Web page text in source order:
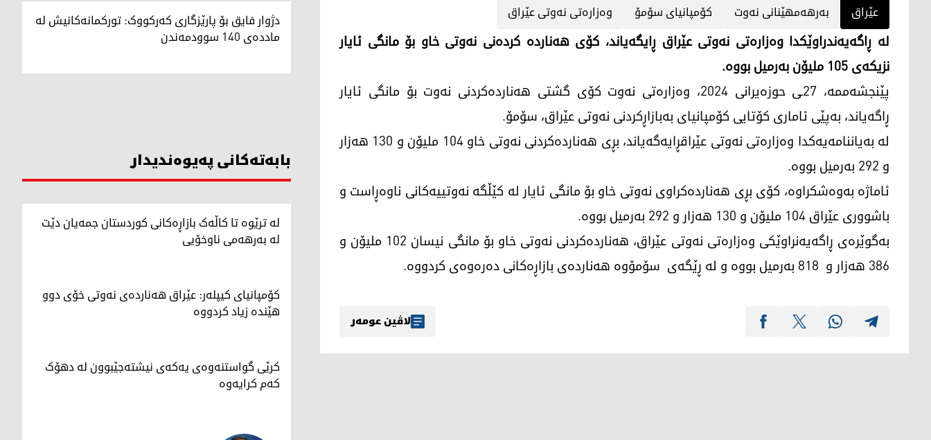
عێراق بەرهەمهێنانی نەوت کۆمپانیای سۆمۆ وەزارەتی نەوتی عێراق
لە ڕاگەیەندراوێکدا وەزارەتی نەوتی عێراق ڕایگەیاند، کۆی هەناردە کردەنی نەوتی خاو بۆ مانگی ئایار
نزیکەی 105 ملیۆن بەرمیل بووە.
پێنجشەممە، 27ـی حوزەیرانی 2024، وەزارەتی نەوت کۆی گشتی هەناردەکردنی نەوت بۆ مانگی ئایار
ڕاگەیاند، بەپێی ئاماری کۆتایی کۆمپانیای بەبازاڕکردنی نەوتی عێراق، سۆمۆ.
لە بەیاننامەیەکدا وەزارەتی نەوتی عێراقڕایەگەیاند، بڕی هەناردەکردنی نەوتی خاو 104 ملیۆن و 130 هەزار
و 292 بەرمیل بووە.
ئاماژە بەوەشکراوە، کۆی بڕی هەناردەکراوی نەوتی خاو بۆ مانگی ئایار لە کێڵگە نەوتییەکانی ناوەڕاست و
باشووری عێراق 104 ملیۆن و 130 هەزار و 292 بەرمیل بووە.
بەگوێرەی ڕاگەیەنراوێکی وەزارەتی نەوتی عێراق، هەناردەکردنی نەوتی خاو بۆ مانگی نیسان 102 ملیۆن و
386 هەزار و 818 بەرمیل بووە و لە ڕێگەی سۆمۆوە هەناردەی بازاڕەکانی دەرەوەی کردووە.
لاڤین عومەر
دژوار فایق بۆ پارێزگاری کەرکووک: تورکمانەکانیش لە
ماددەی 140 سوودمەندن
بابەتەکانی پەیوەندیدار
لە ترێوە تا کاڵەک بازاڕەکانی کوردستان جمەیان دێت
لە بەرهەمی ناوخۆیی
کۆمپانیای کیپلەر: عێراق هەناردەی نەوتی خۆی دوو
هێندە زیاد کردووە
کرێی گواستنەوەی یەکەی نیشتەجێبوون لە دهۆک
کەم کرایەوە